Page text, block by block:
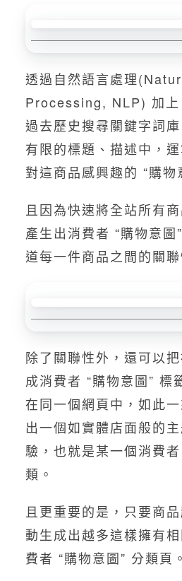
透過自然語言處理
Processing, NLP) 加上
過去歷史搜尋關鍵字詞
有限的標題、描述中，
對這商品感興趣的 “購物
且因為快速將全站所有
產生出消費者 “購物意圖
道每一件商品之間的關聯
除了關聯性外，還可以
成消費者 “購物意圖” 標
在同一個網頁中，如此
出一個如實體店面般的
驗，也就是某一個消費
類。
且更重要的是，只要商
動生成出越多這樣擁有
費者 “購物意圖” 分類頁。